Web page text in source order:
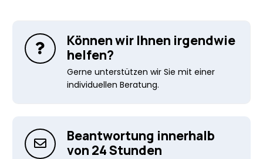
Können wir Ihnen irgendwie
helfen?
Gerne unterstützen wir Sie mit einer
individuellen Beratung.
Beantwortung innerhalb
von 24 Stunden